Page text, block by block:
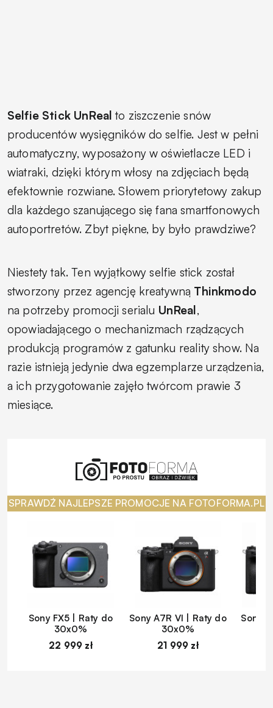
Selfie Stick UnReal to ziszczenie snów
producentów wysięgników do selfie. Jest w pełni
automatyczny, wyposażony w oświetlacze LED i
wiatraki, dzięki którym włosy na zdjęciach będą
efektownie rozwiane. Słowem priorytetowy zakup
dla każdego szanującego się fana smartfonowych
autoportretów. Zbyt piękne, by było prawdziwe?
Niestety tak. Ten wyjątkowy selfie stick został
stworzony przez agencję kreatywną Thinkmodo
na potrzeby promocji serialu UnReal,
opowiadającego o mechanizmach rządzących
produkcją programów z gatunku reality show. Na
razie istnieją jedynie dwa egzemplarze urządzenia,
a ich przygotowanie zajęło twórcom prawie 3
miesiące.
SPRAWDŹ NAJLEPSZE PROMOCJE NA FOTOFORMA.PL
Sony FX5 | Raty do
30x0%
22 999 zł
Sony A7R VI | Raty do
30x0%
21 999 zł
Sony